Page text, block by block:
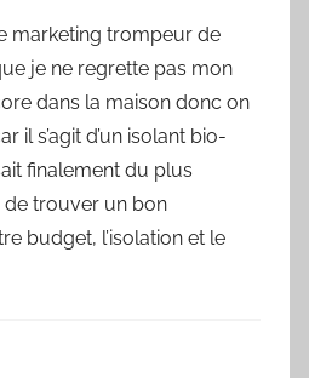
marketing trompeur de
je ne regrette pas mon
dans la maison donc on
il s’agit d’un isolant bio-
finalement du plus
trouver un bon
budget, l’isolation et le